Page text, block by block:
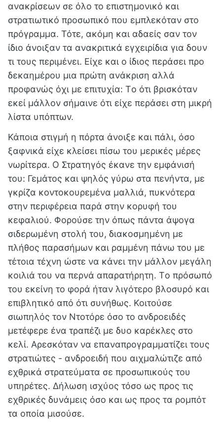
ανακρίσεων σε όλο το επιστημονικό και
στρατιωτικό προσωπικό που εμπλεκόταν στο
πρόγραμμα. Τότε, ακόμη και αδαείς σαν τον
ίδιο άνοιξαν τα ανακριτικά εγχειρίδια για δουν
τι τους περιμένει. Είχε και ο ίδιος περάσει προ
δεκαημέρου μια πρώτη ανάκριση αλλά
προφανώς όχι με επιτυχία: Tο ότι βρισκόταν
εκεί μάλλον σήμαινε ότι είχε περάσει στη μικρή
λίστα υπόπτων.
Κάποια στιγμή η πόρτα άνοιξε και πάλι, όσο
ξαφνικά είχε κλείσει πίσω του μερικές μέρες
νωρίτερα. Ο Στρατηγός έκανε την εμφάνισή
του: Γεμάτος και ψηλός γύρω στα πενήντα, με
γκρίζα κοντοκουρεμένα μαλλιά, πυκνότερα
στην περιφέρεια παρά στην κορυφή του
κεφαλιού. Φορούσε την όπως πάντα άψογα
σιδερωμένη στολή του, διακοσμημένη με
πλήθος παρασήμων και ραμμένη πάνω του με
τέτοια τέχνη ώστε να κάνει την μάλλον μεγάλη
κοιλιά του να περνά απαρατήρητη. Tο πρόσωπό
του εκείνη το φορά ήταν λιγότερο βλοσυρό και
επιβλητικό από ότι συνήθως. Κοιτούσε
σιωπηλός τον Ντοτόρε όσο το ανδροειδές
μετέφερε ένα τραπέζι με δυο καρέκλες στο
κελί. Αρεσκόταν να επαναπρογραμματίζει τους
στρατιώτες - ανδροειδή που αιχμαλώτιζε από
εχθρικά στρατεύματα σε προσωπικούς του
υπηρέτες. Δήλωση ισχύος τόσο ως προς τις
εχθρικές δυνάμεις όσο και ως προς τα ρομπότ
τα οποία μισούσε.